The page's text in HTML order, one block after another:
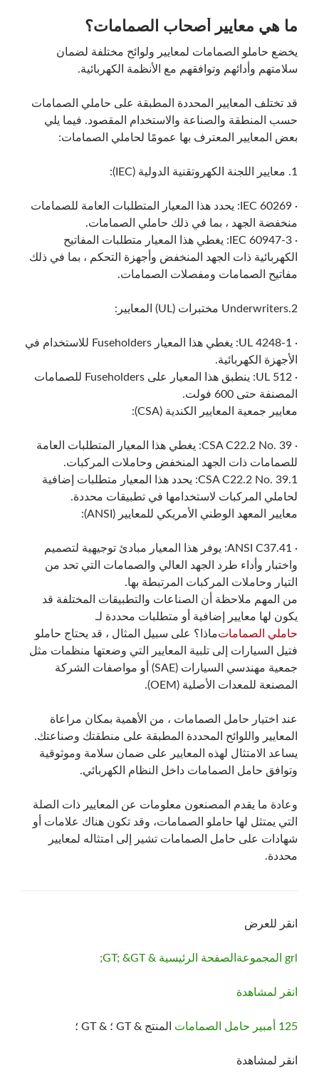
ما هي معايير أصحاب الصمامات؟
يخضع حاملو الصمامات لمعايير ولوائح مختلفة لضمان
سلامتهم وأدائهم وتوافقهم مع الأنظمة الكهربائية.
قد تختلف المعايير المحددة المطبقة على حاملي الصمامات
حسب المنطقة والصناعة والاستخدام المقصود. فيما يلي
بعض المعايير المعترف بها عمومًا لحاملي الصمامات:
1. معايير اللجنة الكهروتقنية الدولية (IEC):
· IEC 60269: يحدد هذا المعيار المتطلبات العامة للصمامات
منخفضة الجهد ، بما في ذلك حاملي الصمامات.
· IEC 60947-3: يغطي هذا المعيار متطلبات المفاتيح
الكهربائية ذات الجهد المنخفض وأجهزة التحكم ، بما في ذلك
مفاتيح الصمامات ومفصلات الصمامات.
2.Underwriters مختبرات (UL) المعايير:
· UL 4248-1: يغطي هذا المعيار Fuseholders للاستخدام في
الأجهزة الكهربائية.
· UL 512: ينطبق هذا المعيار على Fuseholders للصمامات
المصنفة حتى 600 فولت.
معايير جمعية المعايير الكندية (CSA):
· CSA C22.2 No. 39: يغطي هذا المعيار المتطلبات العامة
للصمامات ذات الجهد المنخفض وحاملات المركبات.
CSA C22.2 No. 39.1: يحدد هذا المعيار متطلبات إضافية
لحاملي المركبات لاستخدامها في تطبيقات محددة.
معايير المعهد الوطني الأمريكي للمعايير (ANSI):
· ANSI C37.41: يوفر هذا المعيار مبادئ توجيهية لتصميم
واختبار وأداء طرد الجهد العالي والصمامات التي تحد من
التيار وحاملات المركبات المرتبطة بها.
من المهم ملاحظة أن الصناعات والتطبيقات المختلفة قد
يكون لها معايير إضافية أو متطلبات محددة لـ
حاملي الصماماتماذا؟ على سبيل المثال ، قد يحتاج حاملو
فتيل السيارات إلى تلبية المعايير التي وضعتها منظمات مثل
جمعية مهندسي السيارات (SAE) أو مواصفات الشركة
المصنعة للمعدات الأصلية (OEM).
عند اختيار حامل الصمامات ، من الأهمية بمكان مراعاة
المعايير واللوائح المحددة المطبقة على منطقتك وصناعتك.
يساعد الامتثال لهذه المعايير على ضمان سلامة وموثوقية
وتوافق حامل الصمامات داخل النظام الكهربائي.
وعادة ما يقدم المصنعون معلومات عن المعايير ذات الصلة
التي يمتثل لها حاملو الصمامات، وقد تكون هناك علامات أو
شهادات على حامل الصمامات تشير إلى امتثاله لمعايير
محددة.
انقر للعرض
grl المجموعة الصفحة الرئيسية & GT; &GT;
انقر لمشاهدة
125 أمبير حامل الصمامات المنتج & GT ؛ & GT ؛
انقر لمشاهدة
يبحث
يبحث